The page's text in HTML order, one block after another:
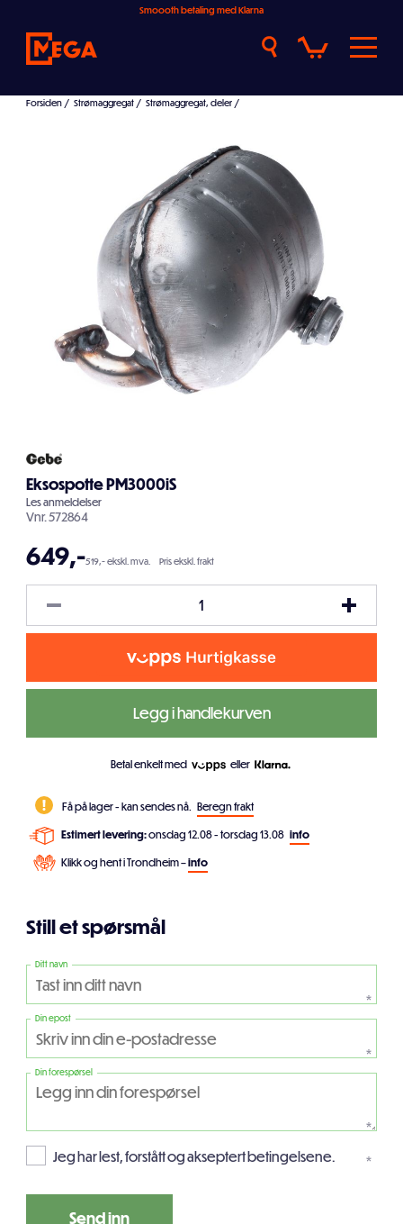
Smoooth betaling med Klarna
Forsiden / Strømaggregat / Strømaggregat, deler /
Eksospotte PM3000iS
Lesanmeldelser
Vnr.572864
649,-519,- ekskl. mva. Pris ekskl. frakt
Legg i handlekurven
Betal enkelt med eller
Få på lager - kan sendes nå. Beregn frakt
Estimert levering:onsdag 12.08 - torsdag 13.08 info
Klikk og hent i Trondheim –info
Still et spørsmål
Ditt navn
*
Din epost
*
Din forespørsel
*
Jeg har lest, forstått og akseptert betingelsene. *